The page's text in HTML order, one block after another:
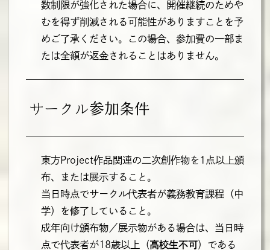
数制限が強化された場合に、開催継続のためや
むを得ず削減される可能性がありますことを予
めご了承ください。この場合、参加費の一部ま
たは全額が返金されることはありません。
サークル参加条件
東方Project作品関連の二次創作物を1点以上頒
布、または展示すること。
当日時点でサークル代表者が義務教育課程（中
学）を修了していること。
成年向け頒布物／展示物がある場合は、当日時
点で代表者が18歳以上（高校生不可）である